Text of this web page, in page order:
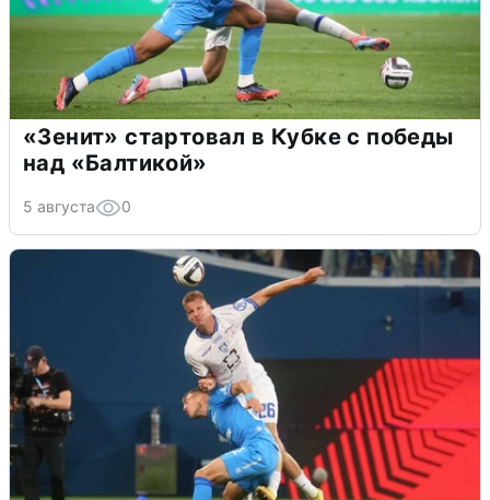
«Зенит» стартовал в Кубке с победы
над «Балтикой»
5 августа 0